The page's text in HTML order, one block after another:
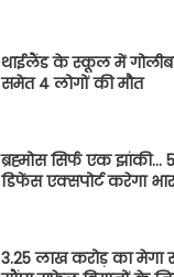
थाईलैंड के स्कूल में
समेत 4 लोगों की मौत
ब्रह्मोस सिर्फ एक झांकी…
डिफेंस एक्सपोर्ट करेगा
3.25 लाख करोड़ का मेगा